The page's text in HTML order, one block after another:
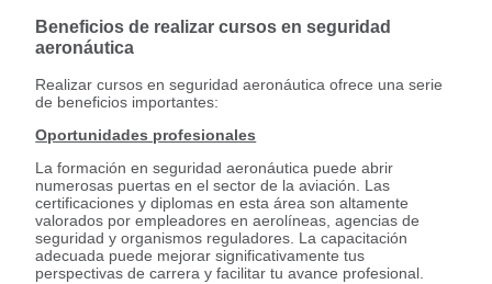
Beneficios de realizar cursos en seguridad
aeronáutica
Realizar cursos en seguridad aeronáutica ofrece una serie
de beneficios importantes:
Oportunidades profesionales
La formación en seguridad aeronáutica puede abrir
numerosas puertas en el sector de la aviación. Las
certificaciones y diplomas en esta área son altamente
valorados por empleadores en aerolíneas, agencias de
seguridad y organismos reguladores. La capacitación
adecuada puede mejorar significativamente tus
perspectivas de carrera y facilitar tu avance profesional.